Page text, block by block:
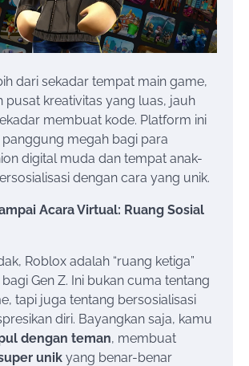
dari sekadar tempat main game,
pusat kreativitas yang luas, jauh
membuat kode. Platform ini
megah bagi para
digital muda dan tempat anak-
dengan cara yang unik.
Acara Virtual: Ruang Sosial
Roblox adalah “ruang ketiga”
Gen Z. Ini bukan cuma tentang
tapi juga tentang bersosialisasi
diri. Bayangkan saja, kamu
dengan teman, membuat
unik yang benar-benar